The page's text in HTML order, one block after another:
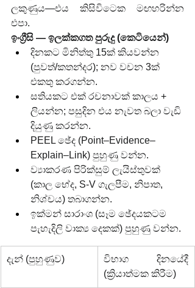
ලකුණුය—එය කිසිවිටෙක මඟහරින්න
එපා.
ඉංග්‍රීසි — ඉලක්කගත පුරුදු (කෙටියෙන්)
දිනකට මිනිත්තු 15ක් කියවන්න
(පුවත්/කතන්දර); නව වචන 3ක්
එකතු කරගන්න.
සතියකට එක් රචනාවක් කාලය +
ලියන්න; පසුදින එය නැවත බලා වැඩි
දියුණු කරන්න.
PEEL ඡේද (Point–Evidence–
Explain–Link) පුහුණු වන්න.
ව්‍යාකරණ පිරික්සුම් ලැයිස්තුවක්
(කාල භේද, S-V ගැලපීම, නිපාත,
නිශ්චය) තබාගන්න.
ඉක්මන් සාරාංශ (සෑම ඡේදයකටම
පැහැදිලි වාක්‍ය දෙකක්) පුහුණු වන්න.
දැන් (පුහුණුව)
විභාග දිනයේදී
(ක්‍රියාත්මක කිරීම)